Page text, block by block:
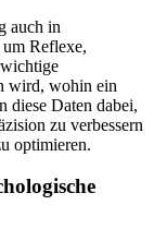
auch in
Reflexe,
wird, wohin ein
diese Daten dabei,
zu verbessern
optimieren.